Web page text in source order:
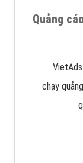
Quảng
chạy